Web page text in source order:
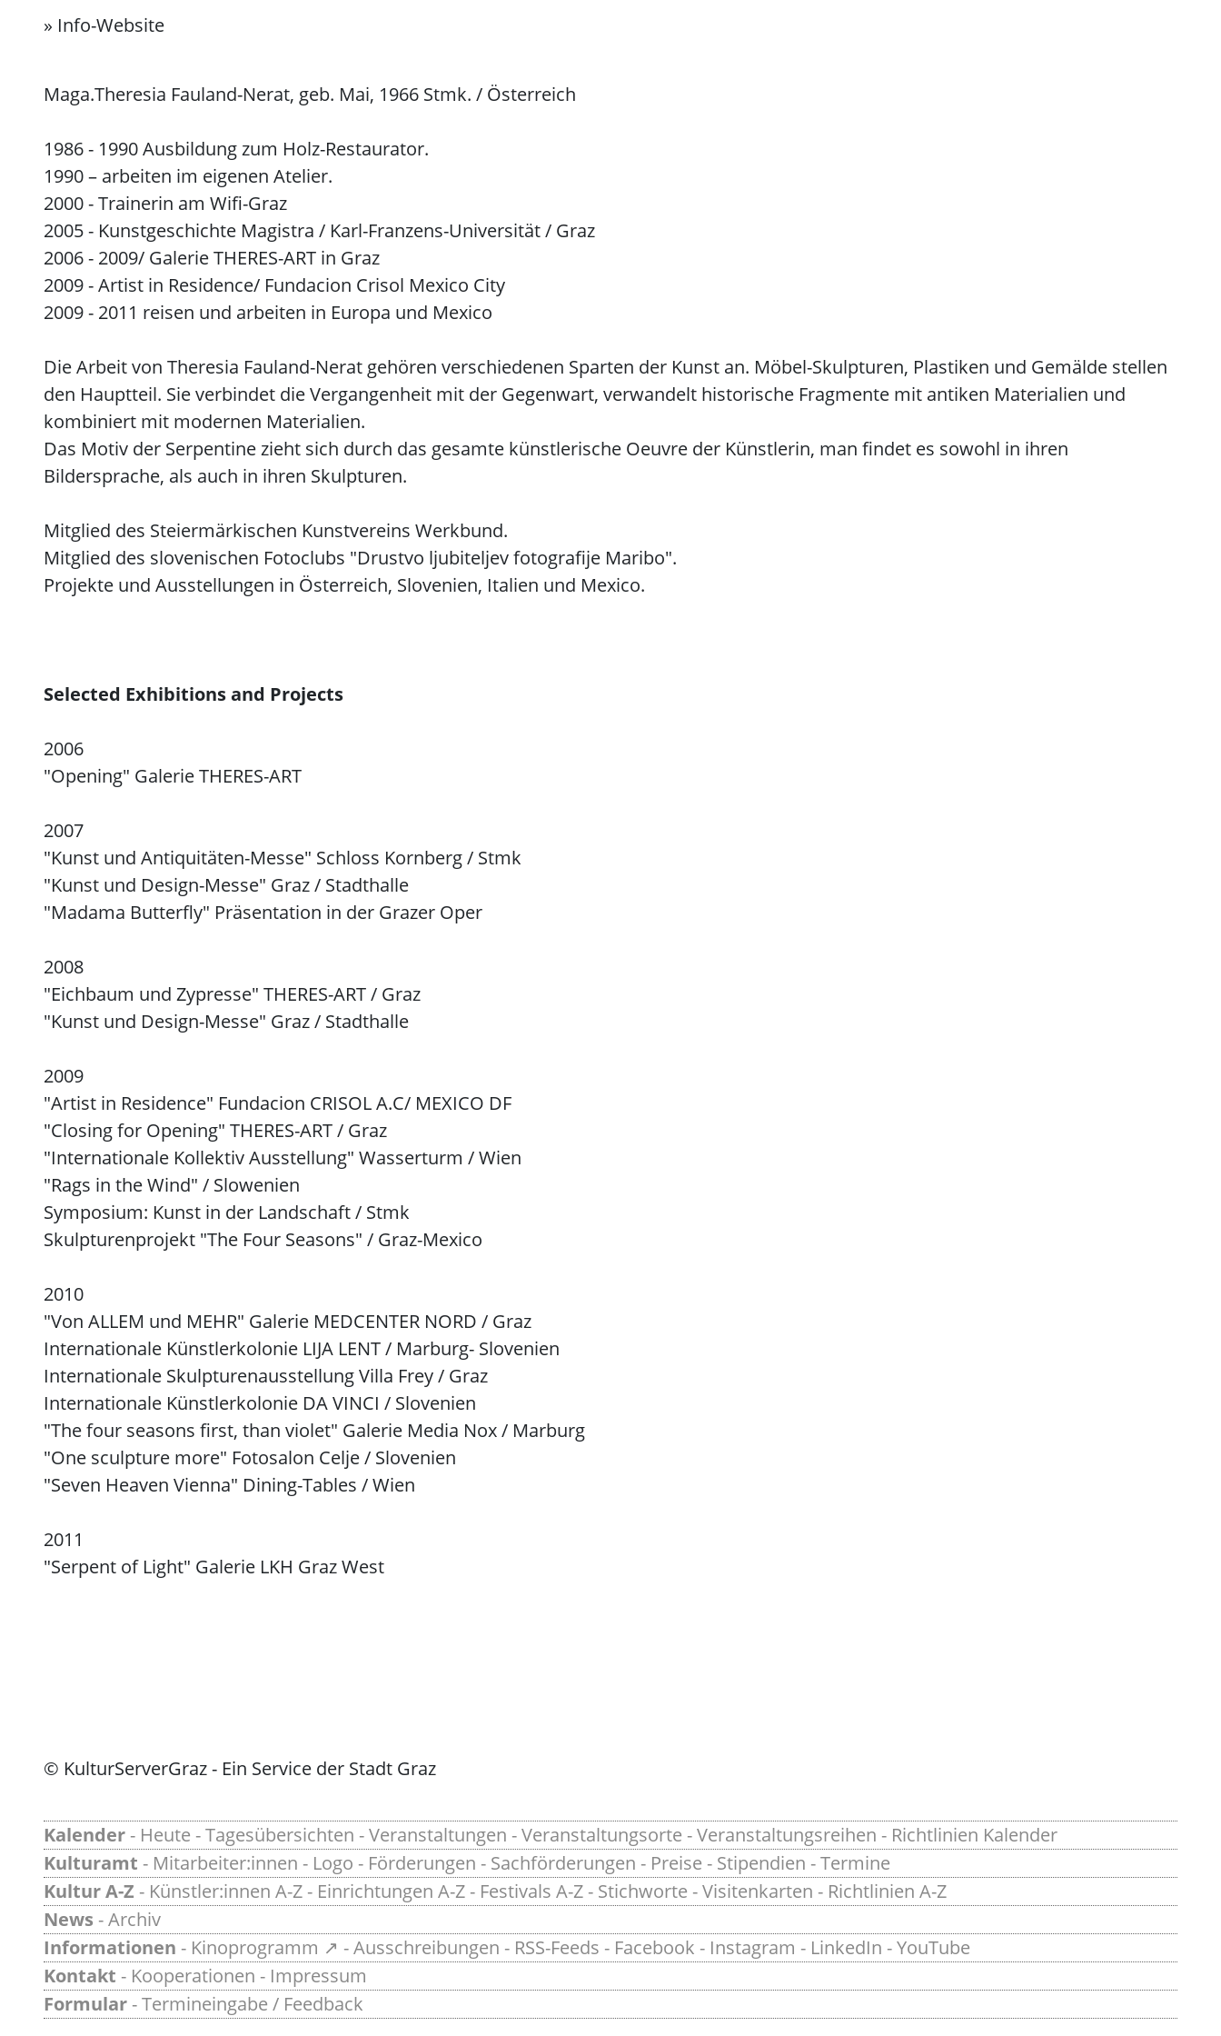
» Info-Website
Maga.Theresia Fauland-Nerat, geb. Mai, 1966 Stmk. / Österreich
1986 - 1990 Ausbildung zum Holz-Restaurator.
1990 – arbeiten im eigenen Atelier.
2000 - Trainerin am Wifi-Graz
2005 - Kunstgeschichte Magistra / Karl-Franzens-Universität / Graz
2006 - 2009/ Galerie THERES-ART in Graz
2009 - Artist in Residence/ Fundacion Crisol Mexico City
2009 - 2011 reisen und arbeiten in Europa und Mexico
Die Arbeit von Theresia Fauland-Nerat gehören verschiedenen Sparten der Kunst an. Möbel-Skulpturen, Plastiken und Gemälde stellen
den Hauptteil. Sie verbindet die Vergangenheit mit der Gegenwart, verwandelt historische Fragmente mit antiken Materialien und
kombiniert mit modernen Materialien.
Das Motiv der Serpentine zieht sich durch das gesamte künstlerische Oeuvre der Künstlerin, man findet es sowohl in ihren
Bildersprache, als auch in ihren Skulpturen.
Mitglied des Steiermärkischen Kunstvereins Werkbund.
Mitglied des slovenischen Fotoclubs "Drustvo ljubiteljev fotografije Maribo".
Projekte und Ausstellungen in Österreich, Slovenien, Italien und Mexico.
Selected Exhibitions and Projects
2006
"Opening" Galerie THERES-ART
2007
"Kunst und Antiquitäten-Messe" Schloss Kornberg / Stmk
"Kunst und Design-Messe" Graz / Stadthalle
"Madama Butterfly" Präsentation in der Grazer Oper
2008
"Eichbaum und Zypresse" THERES-ART / Graz
"Kunst und Design-Messe" Graz / Stadthalle
2009
"Artist in Residence" Fundacion CRISOL A.C/ MEXICO DF
"Closing for Opening" THERES-ART / Graz
"Internationale Kollektiv Ausstellung" Wasserturm / Wien
"Rags in the Wind" / Slowenien
Symposium: Kunst in der Landschaft / Stmk
Skulpturenprojekt "The Four Seasons" / Graz-Mexico
2010
"Von ALLEM und MEHR" Galerie MEDCENTER NORD / Graz
Internationale Künstlerkolonie LIJA LENT / Marburg- Slovenien
Internationale Skulpturenausstellung Villa Frey / Graz
Internationale Künstlerkolonie DA VINCI / Slovenien
"The four seasons first, than violet" Galerie Media Nox / Marburg
"One sculpture more" Fotosalon Celje / Slovenien
"Seven Heaven Vienna" Dining-Tables / Wien
2011
"Serpent of Light" Galerie LKH Graz West
© KulturServerGraz - Ein Service der Stadt Graz
Kalender - Heute -Tagesübersichten -Veranstaltungen -Veranstaltungsorte -Veranstaltungsreihen - Richtlinien Kalender
Kulturamt - Mitarbeiter:innen - Logo - Förderungen - Sachförderungen - Preise - Stipendien -Termine
Kultur A-Z - Künstler:innen A-Z - Einrichtungen A-Z - Festivals A-Z - Stichworte -Visitenkarten - Richtlinien A-Z
News -Archiv
Informationen - Kinoprogramm ↗ -Ausschreibungen - RSS-Feeds - Facebook - Instagram - LinkedIn -YouTube
Kontakt - Kooperationen - Impressum
Formular -Termineingabe / Feedback